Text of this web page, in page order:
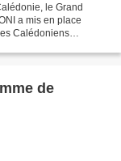
le Grand
a mis en place
Calédoniens
de